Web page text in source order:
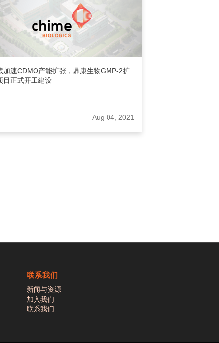
加速CDMO产能扩张，鼎康生物GMP-2扩
目正式开工建设
Aug 04, 2021
联系我们
新闻与资源
加入我们
联系我们